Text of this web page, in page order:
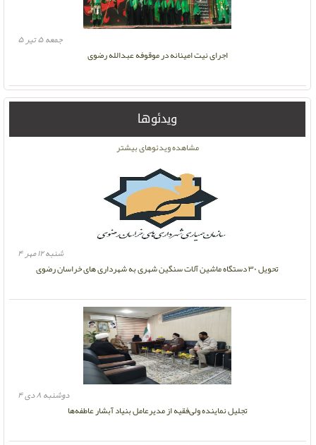
اجرای نیت امینانه در موقوفه عبدالله رضوی
جمعه ۵ تیر ۵
ویدئوها
تجلیل نماینده ولی‌فقیه از مدیرعامل بنیاد آبشار عاطفه‌ها
دوشنبه ۸ دی ۴
تحویل ۳۰ دستگاه ماشین آلات سنگین شهری به شهرداری های خراسان رضوی
شنبه ۱۲ مهر ۴
مشاهده ویدئوهای بیشتر